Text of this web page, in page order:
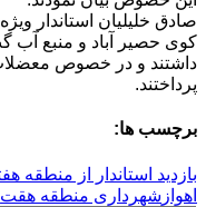
صادق خلیلیان استاندار
کوی حصیر آباد و منبع آب
داشتند و در خصوص
پرداختند.
برچسب ها:
بازدید استاندار از منطقه
اهواز شهرداری منطقه هقت